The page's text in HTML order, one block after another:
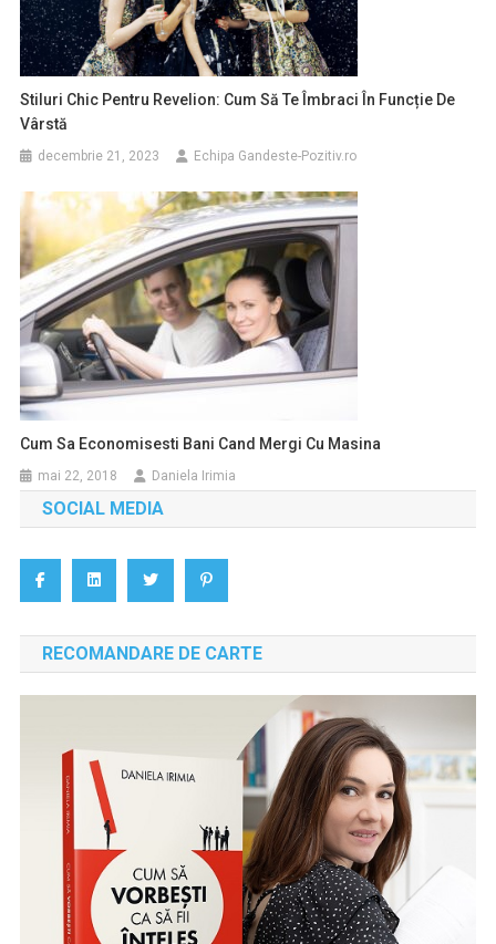
Stiluri Chic Pentru Revelion: Cum Să Te Îmbraci În Funcție De
Vârstă
decembrie 21, 2023 Echipa Gandeste-Pozitiv.ro
Cum Sa Economisesti Bani Cand Mergi Cu Masina
mai 22, 2018 Daniela Irimia
SOCIAL MEDIA
RECOMANDARE DE CARTE